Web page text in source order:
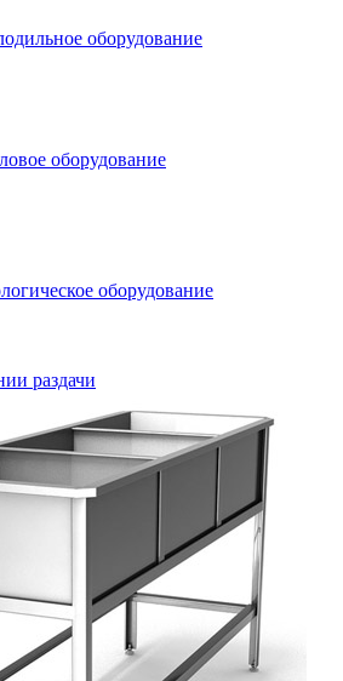
оборудование
оборудование
оборудование
раздачи